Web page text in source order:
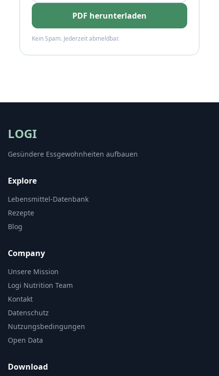
PDF herunterladen
Kein Spam. Jederzeit abmeldbar.
LOGI
Gesündere Essgewohnheiten aufbauen
Explore
Lebensmittel-Datenbank
Rezepte
Blog
Company
Unsere Mission
Logi Nutrition Team
Kontakt
Datenschutz
Nutzungsbedingungen
Open Data
Download